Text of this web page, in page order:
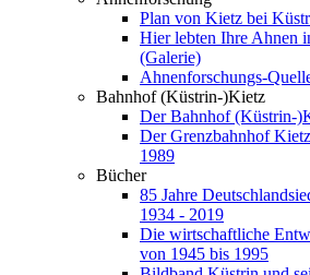
Plan von Kietz bei
Hier lebten Ihre Ahnen
(Galerie)
Ahnenforschungs-
Bahnhof (Küstrin-)Kietz
Der Bahnhof (Küstrin-
Der Grenzbahnhof
1989
Bücher
85 Jahre
1934 - 2019
Die wirtschaftliche
von 1945 bis 1995